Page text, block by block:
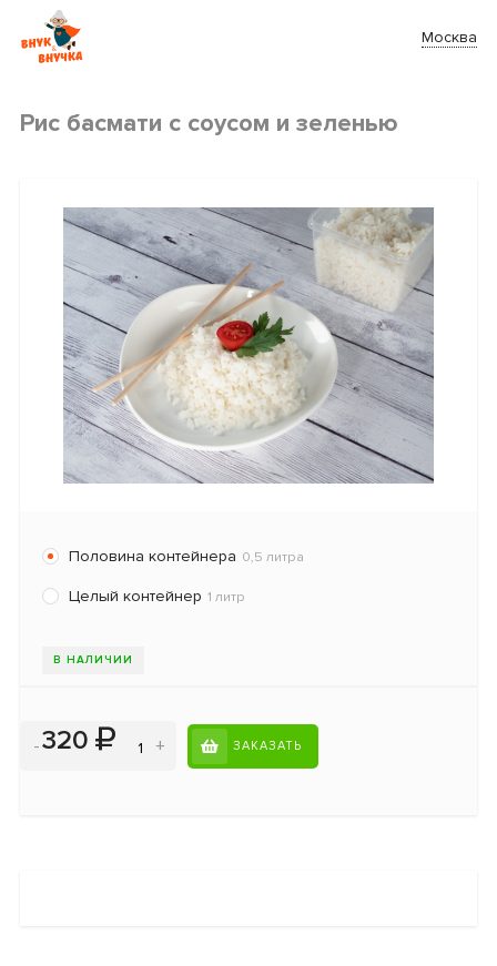
Москва
Рис басмати с соусом и зеленью
Половина контейнера 0,5 литра
Целый контейнер 1 литр
В НАЛИЧИИ
-320 + ЗАКАЗАТЬ